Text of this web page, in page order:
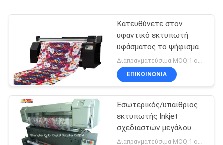
Κατευθύνετε στον
υφαντικό εκτυπωτή
υφάσματος το ψήφισμα
μηχανών 1400DPI
Διαπραγματεύσιμα MOQ:1 ομάδα
ΕΠΙΚΟΙΝΩΝΙΑ
Εσωτερικός/υπαίθριος
εκτυπωτής Inkjet
σχεδιαστών μεγάλου
σχήματος εκτύπωσης